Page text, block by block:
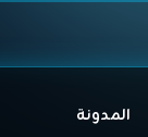
المدونة